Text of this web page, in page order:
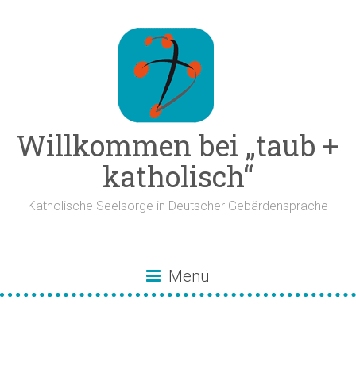
Willkommen bei „taub +
katholisch“
Katholische Seelsorge in Deutscher Gebärdensprache
Menü